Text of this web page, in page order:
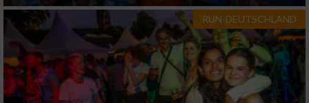
RUN-DEUTSCHLAND